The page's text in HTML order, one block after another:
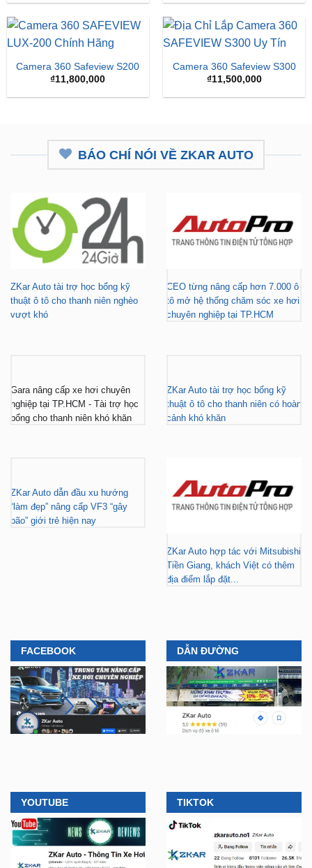
là:
tại
Camera 360 Safeview S200
₫11,800,000
Camera 360 Safeview S300
₫11,500,000
BÁO CHÍ NÓI VỀ ZKAR AUTO
ZKar Auto tài trợ học bổng kỹ
thuật ô tô cho thanh niên nghèo
vượt khó
CEO từng nâng cấp hơn 7.000 ô
tô mở hệ thống chăm sóc xe hơi
chuyên nghiệp tại TP.HCM
Gara nâng cấp xe hơi chuyên
nghiệp tại TP.HCM - Tài trợ học
bổng cho thanh niên khó khăn
ZKar Auto tài trợ học bổng kỹ
thuật ô tô cho thanh niên có hoàn
cảnh khó khăn
ZKar Auto dẫn đầu xu hướng
“làm đẹp” nâng cấp VF3 “gây
bão” giới trẻ hiện nay
ZKar Auto hợp tác với Mitsubishi
Tiền Giang, khách Việt có thêm
địa điểm lắp đặt...
FACEBOOK DẪN ĐƯỜNG
YOUTUBE TIKTOK